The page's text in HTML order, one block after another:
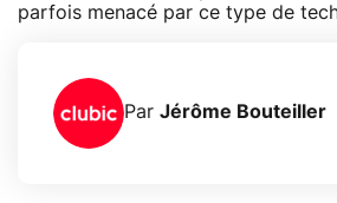
parfois menacé par ce type de
Par Jérôme Bouteiller